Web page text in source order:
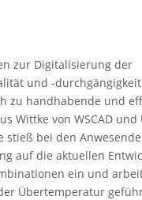
zur Digitalisierung der
und -
zu handhabende und
Wittke von WSCAD und
stieß bei den
auf die aktuellen
ein und
Übertemperatur